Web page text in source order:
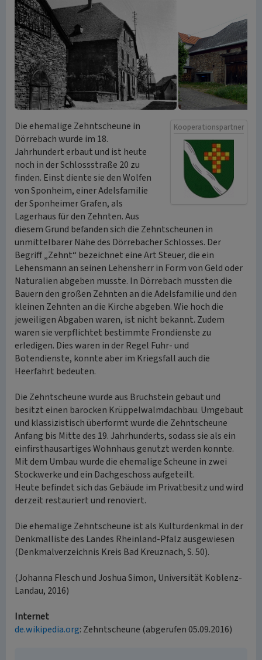
Kooperationspartner
Die ehemalige Zehntscheune in
Dörrebach wurde im 18.
Jahrhundert erbaut und ist heute
noch in der Schlossstraße 20 zu
finden. Einst diente sie den Wolfen
von Sponheim, einer Adelsfamilie
der Sponheimer Grafen, als
Lagerhaus für den Zehnten. Aus
diesem Grund befanden sich die Zehntscheunen in
unmittelbarer Nähe des Dörrebacher Schlosses. Der
Begriff „Zehnt“ bezeichnet eine Art Steuer, die ein
Lehensmann an seinen Lehensherr in Form von Geld oder
Naturalien abgeben musste. In Dörrebach mussten die
Bauern den großen Zehnten an die Adelsfamilie und den
kleinen Zehnten an die Kirche abgeben. Wie hoch die
jeweiligen Abgaben waren, ist nicht bekannt. Zudem
waren sie verpflichtet bestimmte Frondienste zu
erledigen. Dies waren in der Regel Fuhr- und
Botendienste, konnte aber im Kriegsfall auch die
Heerfahrt bedeuten.
Die Zehntscheune wurde aus Bruchstein gebaut und
besitzt einen barocken Krüppelwalmdachbau. Umgebaut
und klassizistisch überformt wurde die Zehntscheune
Anfang bis Mitte des 19. Jahrhunderts, sodass sie als ein
einfirsthausartiges Wohnhaus genutzt werden konnte.
Mit dem Umbau wurde die ehemalige Scheune in zwei
Stockwerke und ein Dachgeschoss aufgeteilt.
Heute befindet sich das Gebäude im Privatbesitz und wird
derzeit restauriert und renoviert.
Die ehemalige Zehntscheune ist als Kulturdenkmal in der
Denkmalliste des Landes Rheinland-Pfalz ausgewiesen
(Denkmalverzeichnis Kreis Bad Kreuznach, S. 50).
(Johanna Flesch und Joshua Simon, Universität Koblenz-
Landau, 2016)
Internet
de.wikipedia.org: Zehntscheune (abgerufen 05.09.2016)